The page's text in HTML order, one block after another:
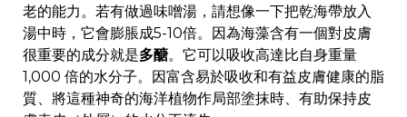
老的能力。若有做過味噌湯，請想像一下把乾海帶放入
湯中時，它會膨脹成5-10倍。因為海藻含有一個對皮膚
很重要的成分就是多醣。它可以吸收高達比自身重量
1,000 倍的水分子。因富含易於吸收和有益皮膚健康的脂
質、將這種神奇的海洋植物作局部塗抹時、有助保持皮